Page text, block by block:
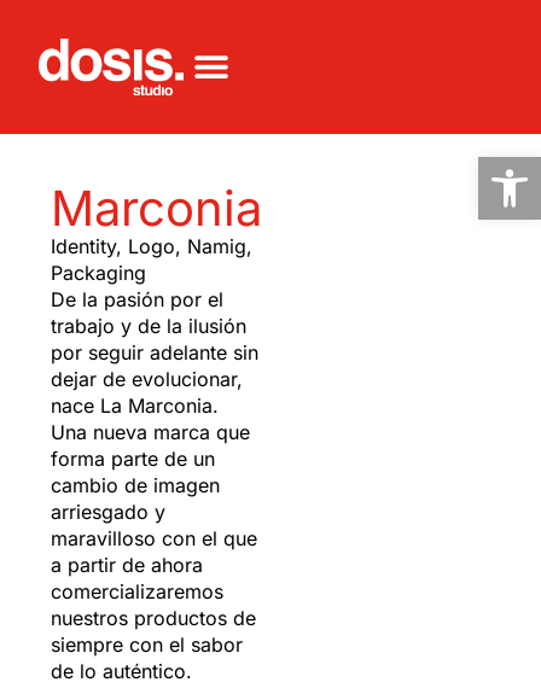
Marconia
Identity, Logo, Namig,
Packaging
De la pasión por el
trabajo y de la ilusión
por seguir adelante sin
dejar de evolucionar,
nace La Marconia.
Una nueva marca que
forma parte de un
cambio de imagen
arriesgado y
maravilloso con el que
a partir de ahora
comercializaremos
nuestros productos de
siempre con el sabor
de lo auténtico.